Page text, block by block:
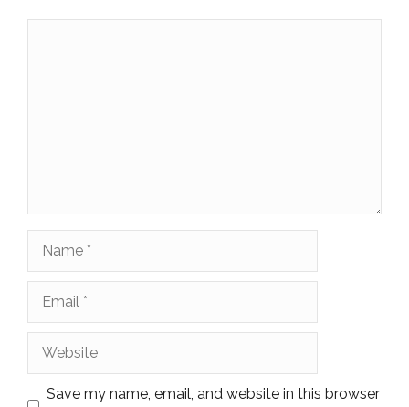
Save my name, email, and website in this browser